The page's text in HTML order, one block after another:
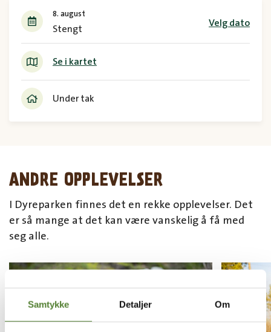
Samtykke Detaljer Om
8. august
Stengt
Velg dato
Se i kartet
Under tak
ANDRE OPPLEVELSER
I Dyreparken finnes det en rekke opplevelser. Det
er så mange at det kan være vanskelig å få med
seg alle.